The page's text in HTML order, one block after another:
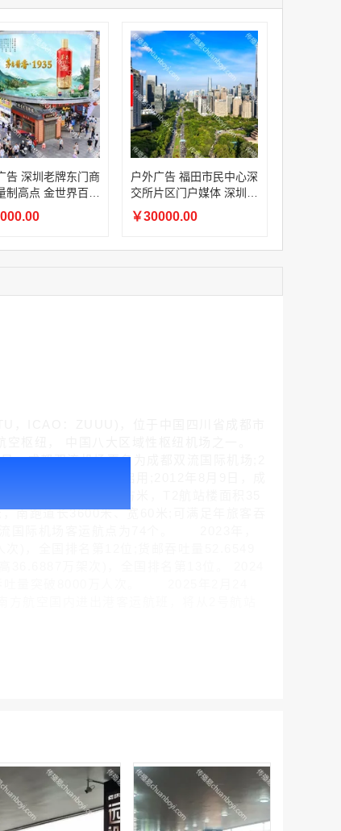
￥1056000.00
腾讯体育APP开屏广告_刊例价3折非赛季（8月9日-9月30日）
￥686400.00
￥212.00
告 深圳老牌东门商
制高点 金世界百货
屏品牌宣传一站式
户外广告 福田市民中心深
交所片区门户媒体 深圳人
民大厦外立面全彩 LED
广告资源
￥30000.00
成都双流机场更名为成都双流国际机场;2
机场第二跑道正式启用;2012年8月9日，成
南跑道长3600米、宽60米;可满足年旅客吞